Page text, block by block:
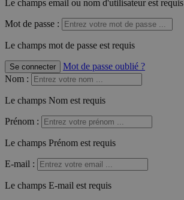
Le champs email ou nom d'utilisateur est requis
Mot de passe :
Le champs mot de passe est requis
Se connecter
Mot de passe oublié ?
Nom :
Le champs Nom est requis
Prénom :
Le champs Prénom est requis
E-mail :
Le champs E-mail est requis